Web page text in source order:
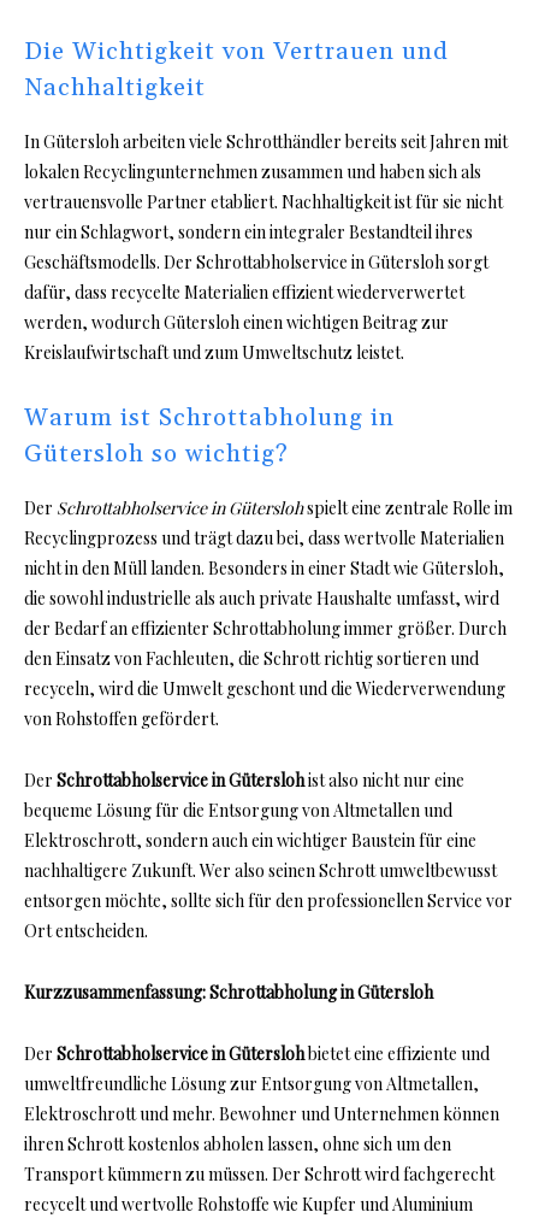
Die Wichtigkeit von Vertrauen und
Nachhaltigkeit
In Gütersloh arbeiten viele Schrotthändler bereits seit Jahren mit
lokalen Recyclingunternehmen zusammen und haben sich als
vertrauensvolle Partner etabliert. Nachhaltigkeit ist für sie nicht
nur ein Schlagwort, sondern ein integraler Bestandteil ihres
Geschäftsmodells. Der Schrottabholservice in Gütersloh sorgt
dafür, dass recycelte Materialien effizient wiederverwertet
werden, wodurch Gütersloh einen wichtigen Beitrag zur
Kreislaufwirtschaft und zum Umweltschutz leistet.
Warum ist Schrottabholung in
Gütersloh so wichtig?
Der Schrottabholservice in Güterslohspielt eine zentrale Rolle im
Recyclingprozess und trägt dazu bei, dass wertvolle Materialien
nicht in den Müll landen. Besonders in einer Stadt wie Gütersloh,
die sowohl industrielle als auch private Haushalte umfasst, wird
der Bedarf an effizienter Schrottabholung immer größer. Durch
den Einsatz von Fachleuten, die Schrott richtig sortieren und
recyceln, wird die Umwelt geschont und die Wiederverwendung
von Rohstoffen gefördert.
Der Schrottabholservice in Güterslohist also nicht nur eine
bequeme Lösung für die Entsorgung von Altmetallen und
Elektroschrott, sondern auch ein wichtiger Baustein für eine
nachhaltigere Zukunft. Wer also seinen Schrott umweltbewusst
entsorgen möchte, sollte sich für den professionellen Service vor
Ort entscheiden.
Kurzzusammenfassung: Schrottabholung in Gütersloh
Der Schrottabholservice in Güterslohbietet eine effiziente und
umweltfreundliche Lösung zur Entsorgung von Altmetallen,
Elektroschrott und mehr. Bewohner und Unternehmen können
ihren Schrott kostenlos abholen lassen, ohne sich um den
Transport kümmern zu müssen. Der Schrott wird fachgerecht
recycelt und wertvolle Rohstoffe wie Kupfer und Aluminium